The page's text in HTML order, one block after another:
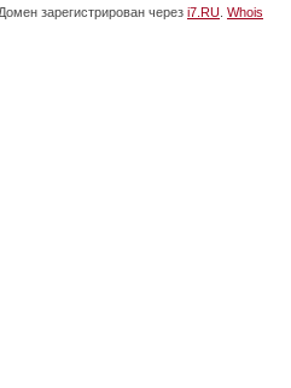
Домен зарегистрирован через i7.RU Whois